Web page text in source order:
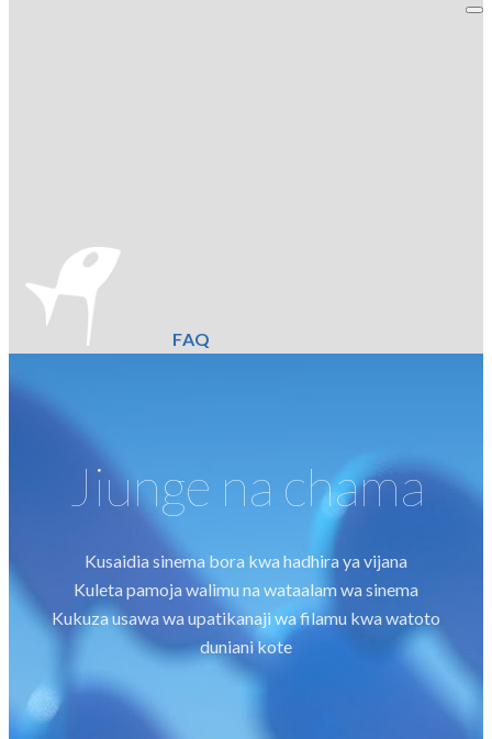
FAQ
Jiunge na chama
Kusaidia sinema bora kwa hadhira ya vijana
Kuleta pamoja walimu na wataalam wa sinema
Kukuza usawa wa upatikanaji wa filamu kwa watoto
duniani kote